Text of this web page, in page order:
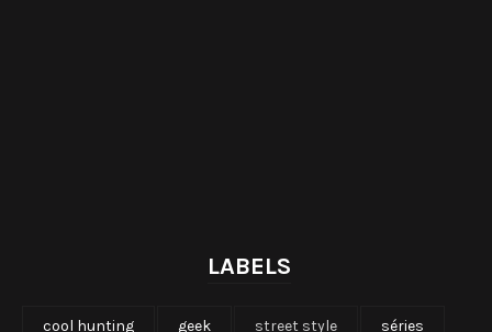
LABELS
cool hunting geek street style séries